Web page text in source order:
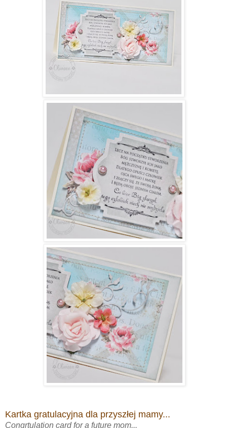
Kartka gratulacyjna dla przyszłej mamy...
Congrtulation card for a future mom...